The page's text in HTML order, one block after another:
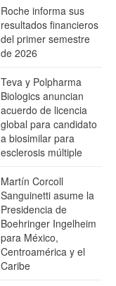
Roche informa sus
resultados financieros
del primer semestre
de 2026
Teva y Polpharma
Biologics anuncian
acuerdo de licencia
global para candidato
a biosimilar para
esclerosis múltiple
Martín Corcoll
Sanguinetti asume la
Presidencia de
Boehringer Ingelheim
para México,
Centroamérica y el
Caribe